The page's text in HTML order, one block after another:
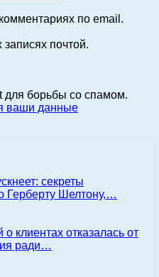
по email.
почтой.
для борьбы со спамом.
ваши данные
секреты
Герберту Шелтону,…
клиентах отказалась от
ради…